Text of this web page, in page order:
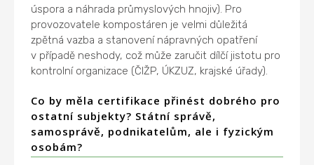
úspora a náhrada průmyslových hnojiv). Pro
provozovatele kompostáren je velmi důležitá
zpětná vazba a stanovení nápravných opatření
v případě neshody, což může zaručit dílčí jistotu pro
kontrolní organizace (ČIŽP, ÚKZUZ, krajské úřady).
Co by měla certifikace přinést dobrého pro
ostatní subjekty? Státní správě,
samosprávě, podnikatelům, ale i fyzickým
osobám?